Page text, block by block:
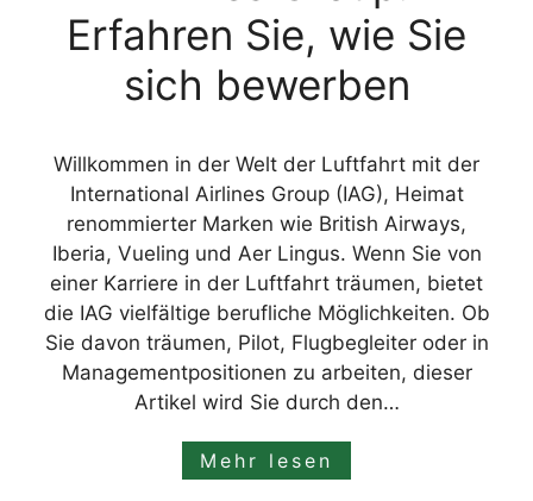
Erfahren Sie, wie Sie
sich bewerben
Willkommen in der Welt der Luftfahrt mit der
International Airlines Group (IAG), Heimat
renommierter Marken wie British Airways,
Iberia, Vueling und Aer Lingus. Wenn Sie von
einer Karriere in der Luftfahrt träumen, bietet
die IAG vielfältige berufliche Möglichkeiten. Ob
Sie davon träumen, Pilot, Flugbegleiter oder in
Managementpositionen zu arbeiten, dieser
Artikel wird Sie durch den…
Mehr lesen